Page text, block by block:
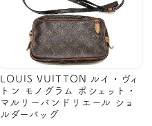
LOUIS VUITTON ルイ・ヴィ
トン モノグラム ポシェット・
マルリーバンドリエール ショ
ルダーバッグ